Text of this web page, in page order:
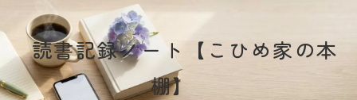
読書記録ノート【こひめ家の本
棚】